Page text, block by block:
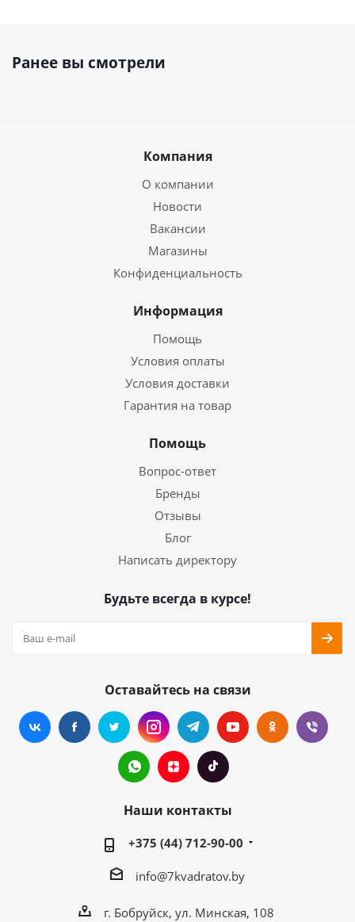
Ранее вы смотрели
Компания
О компании
Новости
Вакансии
Магазины
Конфиденциальность
Информация
Помощь
Условия оплаты
Условия доставки
Гарантия на товар
Помощь
Вопрос-ответ
Бренды
Отзывы
Блог
Написать директору
Будьте всегда в курсе!
Оставайтесь на связи
Наши контакты
+375 (44) 712-90-00
info@7kvadratov.by
г. Бобруйск, ул. Минская, 108